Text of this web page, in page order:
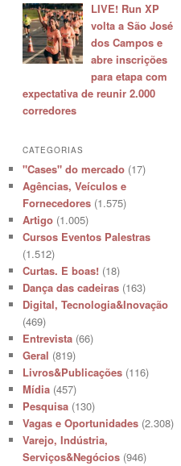
LIVE! Run XP
volta a São José
dos Campos e
abre inscrições
para etapa com
expectativa de reunir 2.000
corredores
CATEGORIAS
"Cases" do mercado (17)
Agências, Veículos e
Fornecedores (1.575)
Artigo (1.005)
Cursos Eventos Palestras
(1.512)
Curtas. E boas! (18)
Dança das cadeiras (163)
Digital, Tecnologia&Inovação
(469)
Entrevista (66)
Geral (819)
Livros&Publicações (116)
Mídia (457)
Pesquisa (130)
Vagas e Oportunidades (2.308)
Varejo, Indústria,
Serviços&Negócios (946)